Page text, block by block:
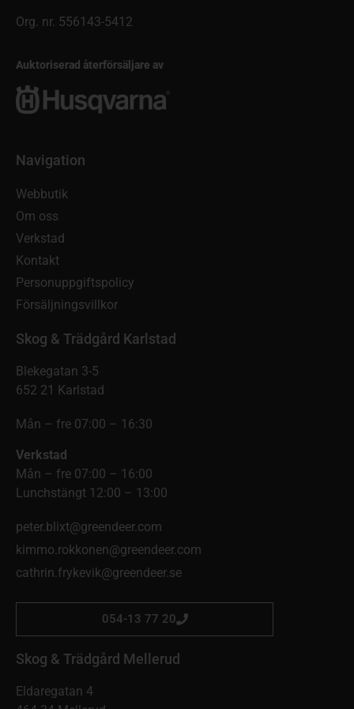
Org. nr. 556143-5412
Auktoriserad återförsäljare av
Navigation
Webbutik
Om oss
Verkstad
Kontakt
Personuppgiftspolicy
Försäljningsvillkor
Skog & Trädgård Karlstad
Blekegatan 3-5
652 21 Karlstad
Mån – fre 07:00 – 16:30
Verkstad
Mån – fre 07:00 – 16:00
Lunchstängt 12:00 – 13:00
peter.blixt@greendeer.com
kimmo.rokkonen@greendeer.com
cathrin.frykevik@greendeer.se
054-13 77 20
Skog & Trädgård Mellerud
Eldaregatan 4